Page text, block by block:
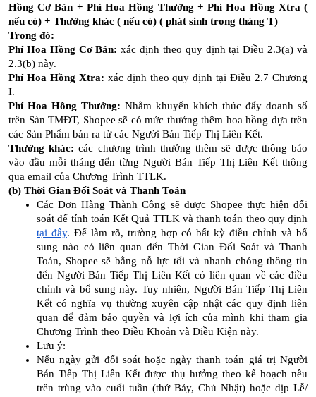
Hồng Cơ Bản + Phí Hoa Hồng Thưởng + Phí Hoa Hồng Xtra (
nếu có) + Thưởng khác ( nếu có) ( phát sinh trong tháng T)
Trong đó:
Phí Hoa Hồng Cơ Bản: xác định theo quy định tại Điều 2.3(a) và
2.3(b) này.
Phí Hoa Hồng Xtra: xác định theo quy định tại Điều 2.7 Chương
I.
Phí Hoa Hồng Thưởng: Nhằm khuyến khích thúc đẩy doanh số
trên Sàn TMĐT, Shopee sẽ có mức thưởng thêm hoa hồng dựa trên
các Sản Phẩm bán ra từ các Người Bán Tiếp Thị Liên Kết.
Thưởng khác:các chương trình thưởng thêm sẽ được thông báo
vào đầu mỗi tháng đến từng Người Bán Tiếp Thị Liên Kết thông
qua email của Chương Trình TTLK.
(b) Thời Gian Đối Soát và Thanh Toán
Các Đơn Hàng Thành Công sẽ được Shopee thực hiện đối
soát để tính toán Kết Quả TTLK và thanh toán theo quy định
tại đây. Để làm rõ, trường hợp có bất kỳ điều chỉnh và bổ
sung nào có liên quan đến Thời Gian Đối Soát và Thanh
Toán, Shopee sẽ bằng nỗ lực tối và nhanh chóng thông tin
đến Người Bán Tiếp Thị Liên Kết có liên quan về các điều
chỉnh và bổ sung này. Tuy nhiên, Người Bán Tiếp Thị Liên
Kết có nghĩa vụ thường xuyên cập nhật các quy định liên
quan để đảm bảo quyền và lợi ích của mình khi tham gia
Chương Trình theo Điều Khoản và Điều Kiện này.
Lưu ý:
Nếu ngày gửi đối soát hoặc ngày thanh toán giá trị Người
Bán Tiếp Thị Liên Kết được thụ hưởng theo kế hoạch nêu
trên trùng vào cuối tuần (thứ Bảy, Chủ Nhật) hoặc dịp Lễ/